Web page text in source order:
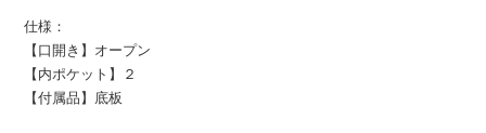
仕様：
【口開き】オープン
【内ポケット】２
【付属品】底板